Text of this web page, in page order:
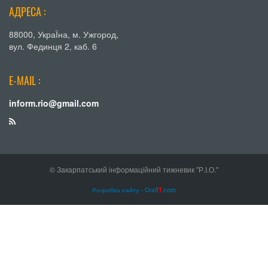
АДРЕСА :
88000, УкраЇна, м. Ужгород,
вул. Фединця 2, каб. 6
E-MAIL :
inform.rio@gmail.com
© Закарпатський інформаційний тижневик "Р.І.О."
Розробка сайту - CrafIT.com